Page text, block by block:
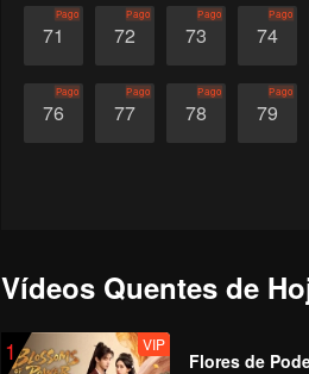
71
Pago
72
Pago
73
Pago
74
Pago
76
Pago
77
Pago
78
Pago
79
Pago
Vídeos Quentes de
1 VIP
Flores de